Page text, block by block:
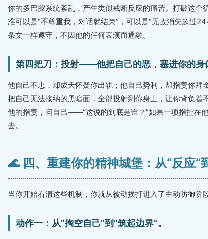
你的多巴胺系统紊乱，产生类似戒断反应的痛苦。打破这个
准可以是“不尊重我，对话就结束”，可以是“无故消失超过
条文一样遵守，不因他的任何表演而通融。
第四把刀：投射——他把自己的恶，塞进你的身
他自己不忠，却成天怀疑你出轨；他自己势利，却指责你
把自己无法接纳的黑暗面，全部投射到你身上，让你背负
他的指责，问自己——“这说的到底是谁？”如果一项指控在
去。
🌊 四、重建你的精神城堡：从“反应”
当你开始看清这些机制，你就从被动挨打进入了主动防御阶
动作一：从“掏空自己”到“筑起边界”。